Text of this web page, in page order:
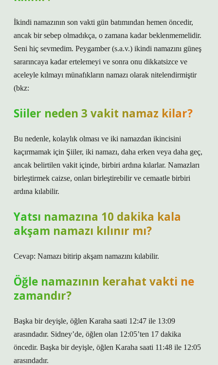
İkindi namazının son vakti gün batımından hemen öncedir,
ancak bir sebep olmadıkça, o zamana kadar beklenmemelidir.
Seni hiç sevmedim. Peygamber (s.a.v.) ikindi namazını güneş
sararıncaya kadar ertelemeyi ve sonra onu dikkatsizce ve
aceleyle kılmayı münafıkların namazı olarak nitelendirmiştir
(bkz:
Siiler neden 3 vakit namaz kilar?
Bu nedenle, kolaylık olması ve iki namazdan ikincisini
kaçırmamak için Şiiler, iki namazı, daha erken veya daha geç,
ancak belirtilen vakit içinde, birbiri ardına kılarlar. Namazları
birleştirmek caizse, onları birleştirebilir ve cemaatle birbiri
ardına kılabilir.
Yatsı namazına 10 dakika kala
akşam namazı kılınır mı?
Cevap: Namazı bitirip akşam namazını kılabilir.
Öğle namazının kerahat vakti ne
zamandır?
Başka bir deyişle, öğlen Karaha saati 12:47 ile 13:09
arasındadır. Sidney’de, öğlen olan 12:05’ten 17 dakika
öncedir. Başka bir deyişle, öğlen Karaha saati 11:48 ile 12:05
arasındadır.